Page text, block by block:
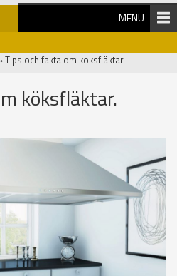
MENU
Tips och fakta om köksfläktar.
köksfläktar.